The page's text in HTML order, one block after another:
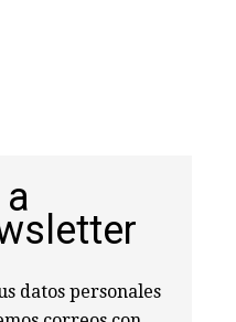
datos personales